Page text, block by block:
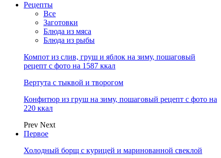
Рецепты
Все
Заготовки
Блюда из мяса
Блюда из рыбы
Компот из слив, груш и яблок на зиму, пошаговый
рецепт с фото на 1587 ккал
Вертута с тыквой и творогом
Конфитюр из груш на зиму, пошаговый рецепт с фото на
220 ккал
Prev Next
Первое
Холодный борщ с курицей и маринованной свеклой